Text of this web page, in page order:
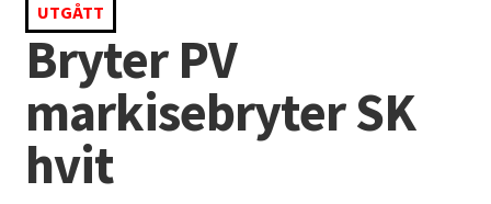
UTGÅTT
Bryter PV
markisebryter SK
hvit